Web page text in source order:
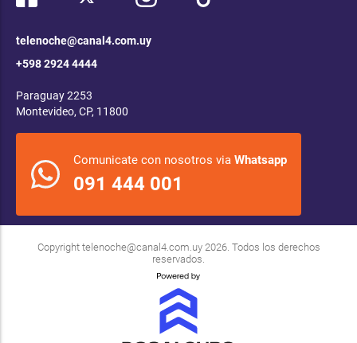
telenoche@canal4.com.uy
+598 2924 4444
Paraguay 2253
Montevideo, CP, 11800
Comunicate con nosotros via Whatsapp
091 444 001
Copyright telenoche@canal4.com.uy2026. Todos los derechos
reservados.